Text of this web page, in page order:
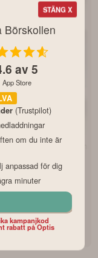
Fonderna
STÄNG X
Börskollen
av 5
App Store
(Trustpilot)
om du inte är
anpassad för dig
minuter
kampanjkod
rabatt på Optis